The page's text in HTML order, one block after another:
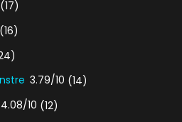
(17)
(16)
3.79/10 (14)
4.08/10 (12)